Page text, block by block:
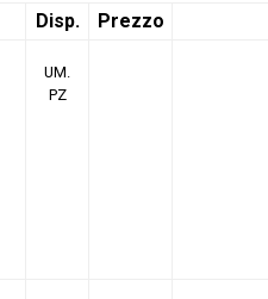
Disp. Prezzo
UM.
PZ